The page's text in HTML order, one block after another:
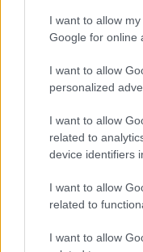
I want to allow
Google for online
I want to allow
personalized
I want to allow
related to
device identifiers
I want to allow
related to
I want to allow
"Dárdai
állítja a skót
a magyarok
Terjedelmes
skót mérkőzés
szakírója szerint a
berendezkedniük és
játszaniuk.